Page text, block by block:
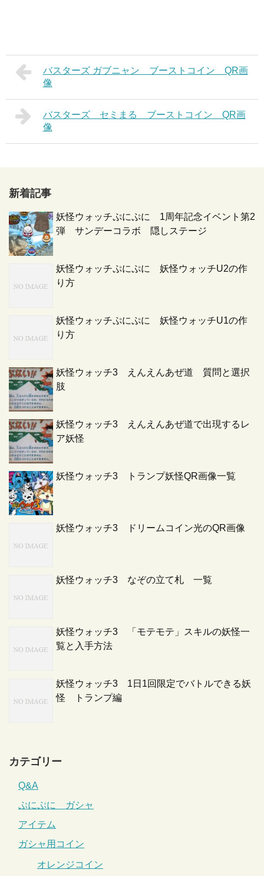
バスターズ ガブニャン ブーストコイン QR画
像
バスターズ セミまる ブーストコイン QR画
像
新着記事
妖怪ウォッチぷにぷに 1周年記念イベント第2
弾 サンデーコラボ 隠しステージ
妖怪ウォッチぷにぷに 妖怪ウォッチU2の作
り方
妖怪ウォッチぷにぷに 妖怪ウォッチU1の作
り方
妖怪ウォッチ3 えんえんあぜ道 質問と選択
肢
妖怪ウォッチ3 えんえんあぜ道で出現するレ
ア妖怪
妖怪ウォッチ3 トランプ妖怪QR画像一覧
妖怪ウォッチ3 ドリームコイン光のQR画像
妖怪ウォッチ3 なぞの立て札 一覧
妖怪ウォッチ3 「モテモテ」スキルの妖怪一
覧と入手方法
妖怪ウォッチ3 1日1回限定でバトルできる妖
怪 トランプ編
カテゴリー
Q&A
ぷにぷに ガシャ
アイテム
ガシャ用コイン
オレンジコイン